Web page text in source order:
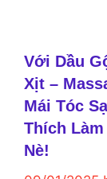
Với Dầu
Xịt –
Mái Tóc
Thích
Nè!